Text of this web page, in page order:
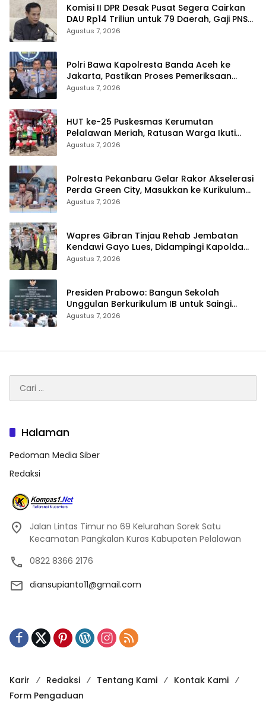
Komisi II DPR Desak Pusat Segera Cairkan
DAU Rp14 Triliun untuk 79 Daerah, Gaji PNS
Terancam Telat
Agustus 7, 2026
Polri Bawa Kapolresta Banda Aceh ke
Jakarta, Pastikan Proses Pemeriksaan
Profesional dan Transparan
Agustus 7, 2026
HUT ke-25 Puskesmas Kerumutan
Pelalawan Meriah, Ratusan Warga Ikuti
Jalan Santai dan Cek Kesehatan Gratis
Agustus 7, 2026
Polresta Pekanbaru Gelar Rakor Akselerasi
Perda Green City, Masukkan ke Kurikulum
Sekolah
Agustus 7, 2026
Wapres Gibran Tinjau Rehab Jembatan
Kendawi Gayo Lues, Didampingi Kapolda
Aceh
Agustus 7, 2026
Presiden Prabowo: Bangun Sekolah
Unggulan Berkurikulum IB untuk Saingi
Dunia
Agustus 7, 2026
untuk:
Halaman
Pedoman Media Siber
Redaksi
Jalan Lintas Timur no 69 Kelurahan Sorek Satu
Kecamatan Pangkalan Kuras Kabupaten Pelalawan
0822 8366 2176
diansupianto11@gmail.com
Karir Redaksi Tentang Kami
Kontak Kami
Form Pengaduan